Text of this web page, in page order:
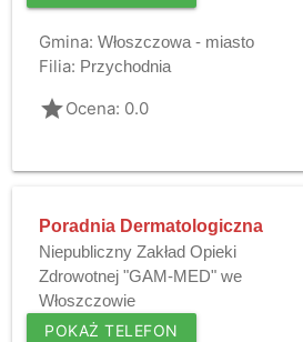
Gmina: Włoszczowa - miasto
Filia: Przychodnia
gradeOcena: 0.0
Poradnia Dermatologiczna
Niepubliczny Zakład Opieki
Zdrowotnej "GAM-MED" we
Włoszczowie
POKAŻ TELEFON